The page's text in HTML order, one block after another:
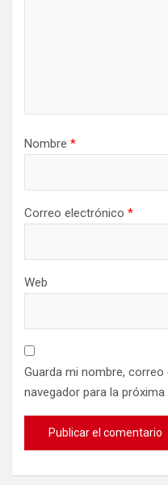
Nombre *
Correo electrónico *
Web
Guarda mi nombre,
navegador para la